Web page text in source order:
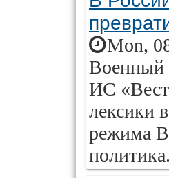
Mon,
Военный
ИС
лексики
режима
политика.